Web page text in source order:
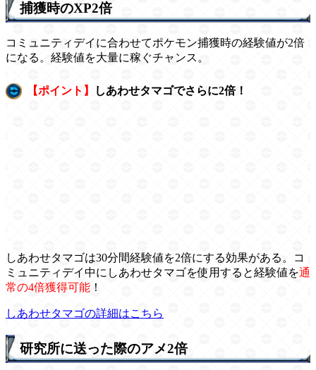
捕獲時のXP2倍
コミュニティデイに合わせてポケモン捕獲時の経験値が2倍
になる。経験値を大量に稼ぐチャンス。
【ポイント】 しあわせタマゴでさらに2倍！
しあわせタマゴは30分間経験値を2倍にする効果がある。コ
ミュニティデイ中にしあわせタマゴを使用すると経験値を通
常の4倍獲得可能 ！
しあわせタマゴの詳細はこちら
研究所に送った際のアメ2倍